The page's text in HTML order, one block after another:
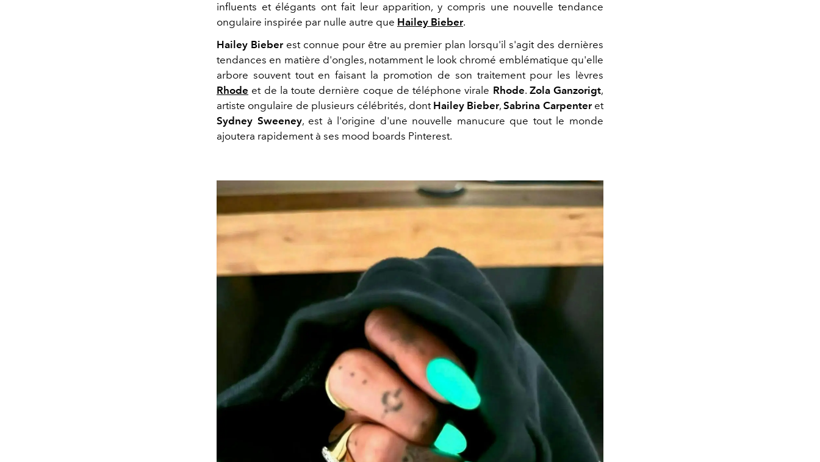
influents et élégants ont fait leur apparition, y compris une nouvelle tendance
ongulaire inspirée par nulle autre que Hailey Bieber.
Hailey Bieberest connue pour être au premier plan lorsqu'il s'agit des dernières
tendances en matière d'ongles, notamment le look chromé emblématique qu'elle
arbore souvent tout en faisant la promotion de son traitement pour les lèvres
Rhode et de la toute dernière coque de téléphone virale Rhode. Zola Ganzorigt,
artiste ongulaire de plusieurs célébrités, dont Hailey Bieber,Sabrina Carpenter et
Sydney Sweeney, est à l'origine d'une nouvelle manucure que tout le monde
ajoutera rapidement à ses mood boards Pinterest.